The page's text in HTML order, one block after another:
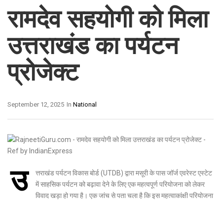
रामदेव सहयोगी को मिला
उत्तराखंड का पर्यटन
प्रोजेक्ट
In National
September 12, 2025
उ
त्तराखंड पर्यटन विकास बोर्ड (UTDB) द्वारा मसूरी के पास जॉर्ज एवरेस्ट एस्टेट
में साहसिक पर्यटन को बढ़ावा देने के लिए एक महत्वपूर्ण परियोजना को लेकर
विवाद खड़ा हो गया है। एक जांच से पता चला है कि इस महत्वाकांक्षी परियोजना